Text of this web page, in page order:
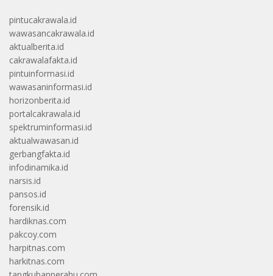
pintucakrawala.id
wawasancakrawala.id
aktualberita.id
cakrawalafakta.id
pintuinformasi.id
wawasaninformasi.id
horizonberita.id
portalcakrawala.id
spektruminformasi.id
aktualwawasan.id
gerbangfakta.id
infodinamika.id
narsis.id
pansos.id
forensik.id
hardiknas.com
pakcoy.com
harpitnas.com
harkitnas.com